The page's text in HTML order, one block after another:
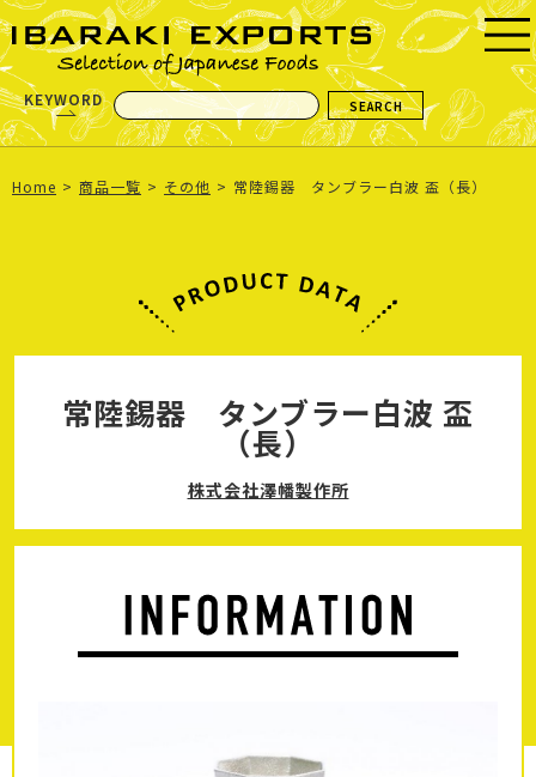
KEYWORD
Home 商品一覧 その他 常陸錫器 タンブラー白波 盃（長）
常陸錫器 タンブラー白波 盃
（長）
株式会社澤幡製作所